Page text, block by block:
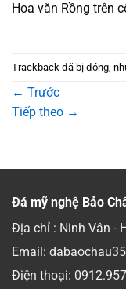
Hoa văn Rồng trên
Trackback đã bị đóng,
← Trước
Tiếp theo →
Đá mỹ nghệ Bảo
Địa chỉ : Ninh Vân -
Email:
Điện thoại: